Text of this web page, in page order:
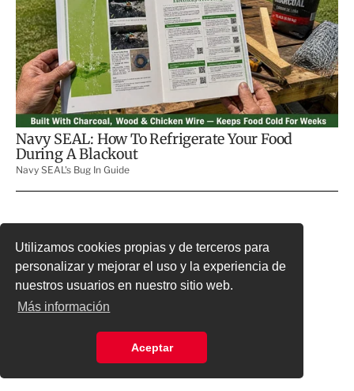
Utilizamos cookies propias y de terceros para
personalizar y mejorar el uso y la experiencia de
nuestros usuarios en nuestro sitio web.
Más información
Aceptar